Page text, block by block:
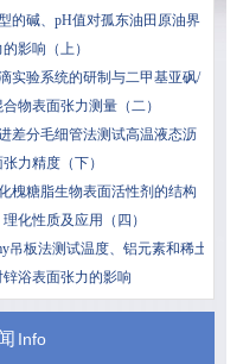
的碱、pH值对孤东油田原油界
影响（上）
实验系统的研制与二甲基亚砜/
物表面张力测量（二）
差分毛细管法测试高温液态沥
力精度（下）
槐糖脂生物表面活性剂的结构
化性质及应用（四）
吊板法测试温度、铝元素和稀土
锌浴表面张力的影响
Info